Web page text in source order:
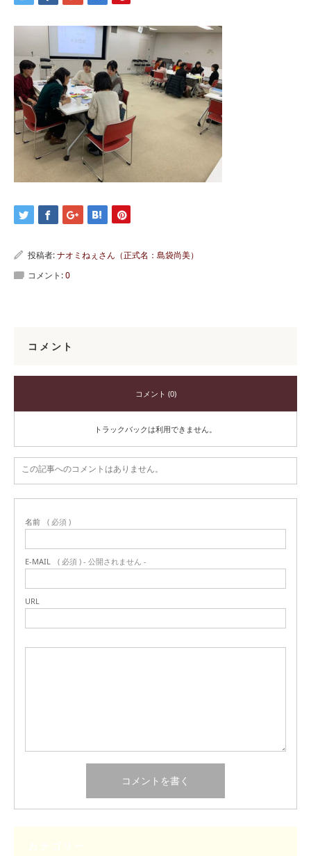
投稿者:ナオミねぇさん（正式名：島袋尚美）
コメント:0
コメント
コメント (0)
トラックバックは利用できません。
この記事へのコメントはありません。
名前 ( 必須 )
E-MAIL ( 必須 ) - 公開されません -
URL